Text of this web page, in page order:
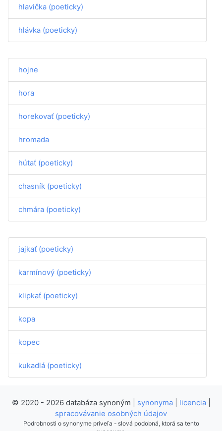
hlavička (poeticky)
hlávka (poeticky)
hojne
hora
horekovať (poeticky)
hromada
hútať (poeticky)
chasník (poeticky)
chmára (poeticky)
jajkať (poeticky)
karmínový (poeticky)
klipkať (poeticky)
kopa
kopec
kukadlá (poeticky)
© 2020 - 2026 databáza synoným | synonyma| licencia|
spracovávanie osobných údajov
Podrobnosti o synonyme priveľa - slová podobná, ktorá sa tento